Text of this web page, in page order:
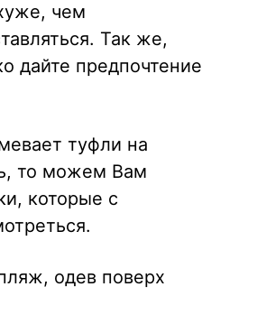
чем
Так же,
дайте предпочтение
туфли на
то можем Вам
которые с
одев поверх